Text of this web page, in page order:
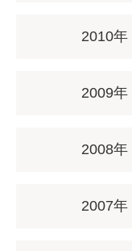
2010年
2009年
2008年
2007年